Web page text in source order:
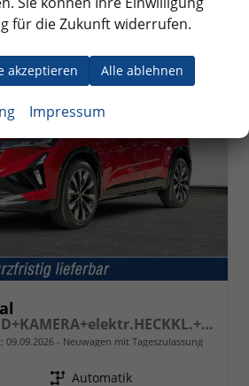
Techno NAVI+LED+KAMERA+elektr.HECKKL.+19"LM
09.09.2026 Neuwagen mit Tageszulassung
Getriebe Automatik
für die Zukunft widerrufen.
akzeptieren Alle ablehnen
Impressum